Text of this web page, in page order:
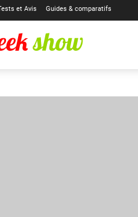
et Avis Guides & comparatifs